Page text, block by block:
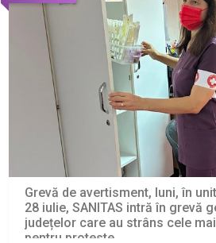
Grevă de avertisment, luni, în
28 iulie, SANITAS intră în grevă
județelor care au strâns cele
pentru proteste